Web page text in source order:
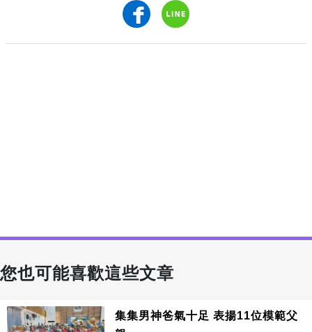
您也可能喜歡這些文章
集集男神爸氣十足 表揚11位模範父